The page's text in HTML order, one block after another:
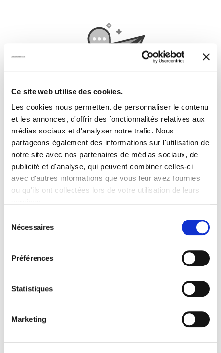
Ce site web utilise des cookies.
Les cookies nous permettent de personnaliser le contenu
et les annonces, d'offrir des fonctionnalités relatives aux
médias sociaux et d'analyser notre trafic. Nous
partageons également des informations sur l'utilisation de
notre site avec nos partenaires de médias sociaux, de
publicité et d'analyse, qui peuvent combiner celles-ci
avec d'autres informations que vous leur avez fournies
ou qu'ils ont collectées lors de votre utilisation de leurs
Nécessaires
Préférences
Statistiques
Marketing
MÉDIAS SOCIAUX
VOS CLIENTS POTENTIELS
ET VOUS ?
renforcer le lien avec votre